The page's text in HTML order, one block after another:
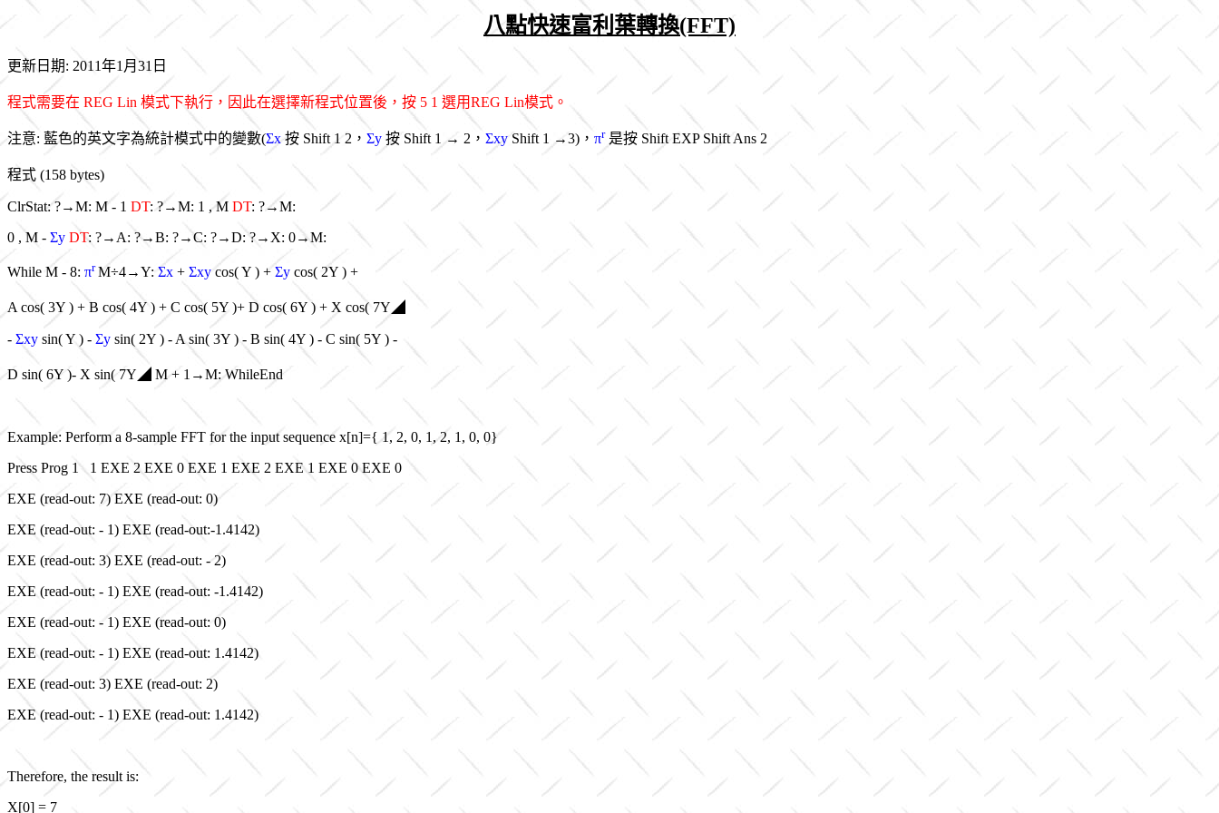
八點快速富利葉轉換(FFT)
更新日期: 2011年1月31日
程式需要在 REG Lin 模式下執行，因此在選擇新程式位置後，按 5 1 選用REG Lin模式。
注意: 藍色的英文字為統計模式中的變數(Σx按 Shift 1 2， Σy 按 Shift 1 → 2， Σxy Shift 1 →3)， πr是按 Shift EXP Shift Ans 2
程式 (158 bytes)
ClrStat: ?→M: M - 1 DT: ?→M: 1 , M DT: ?→M:
0 , M - Σy DT: ?→A: ?→B: ?→C: ?→D: ?→X: 0→M:
While M - 8: πr M÷4→Y: Σx + Σxy cos( Y ) + Σy cos( 2Y ) +
A cos( 3Y ) + B cos( 4Y ) + C cos( 5Y )+ D cos( 6Y ) + X cos( 7Y◢
- Σxy sin( Y ) - Σy sin( 2Y ) - A sin( 3Y ) - B sin( 4Y ) - C sin( 5Y ) -
D sin( 6Y )- X sin( 7Y◢ M + 1→M: WhileEnd
Example: Perform a 8-sample FFT for the input sequence x[n]={ 1, 2, 0, 1, 2, 1, 0, 0}
Press Prog 1 1 EXE 2 EXE 0 EXE 1 EXE 2 EXE 1 EXE 0 EXE 0
EXE (read-out: 7) EXE (read-out: 0)
EXE (read-out: - 1) EXE (read-out:-1.4142)
EXE (read-out: 3) EXE (read-out: - 2)
EXE (read-out: - 1) EXE (read-out: -1.4142)
EXE (read-out: - 1) EXE (read-out: 0)
EXE (read-out: - 1) EXE (read-out: 1.4142)
EXE (read-out: 3) EXE (read-out: 2)
EXE (read-out: - 1) EXE (read-out: 1.4142)
Therefore, the result is:
X[0] = 7